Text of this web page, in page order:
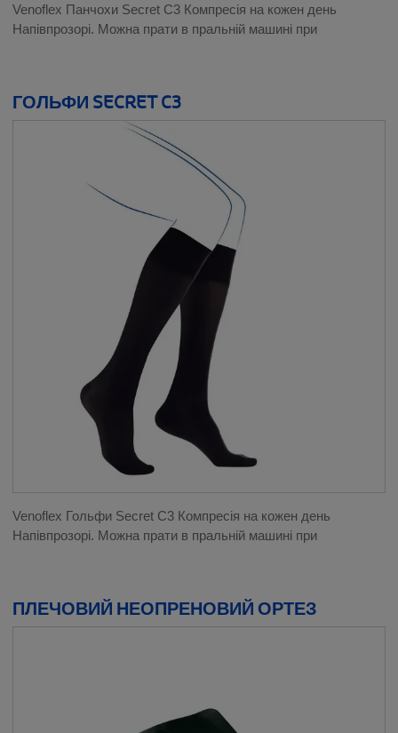
Venoflex Панчохи Secret C3 Компресія на кожен день
Напівпрозорі. Можна прати в пральній машині при
ГОЛЬФИ SECRET C3
Venoflex Гольфи Secret C3 Компресія на кожен день
Напівпрозорі. Можна прати в пральній машині при
ПЛЕЧОВИЙ НЕОПРЕНОВИЙ ОРТЕЗ